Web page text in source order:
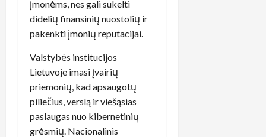
įmonėms, nes gali sukelti
didelių finansinių nuostolių ir
pakenkti įmonių reputacijai.
Valstybės institucijos
Lietuvoje imasi įvairių
priemonių, kad apsaugotų
piliečius, verslą ir viešąsias
paslaugas nuo kibernetinių
grėsmių. Nacionalinis